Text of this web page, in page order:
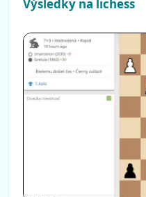
Výsledky na lichess